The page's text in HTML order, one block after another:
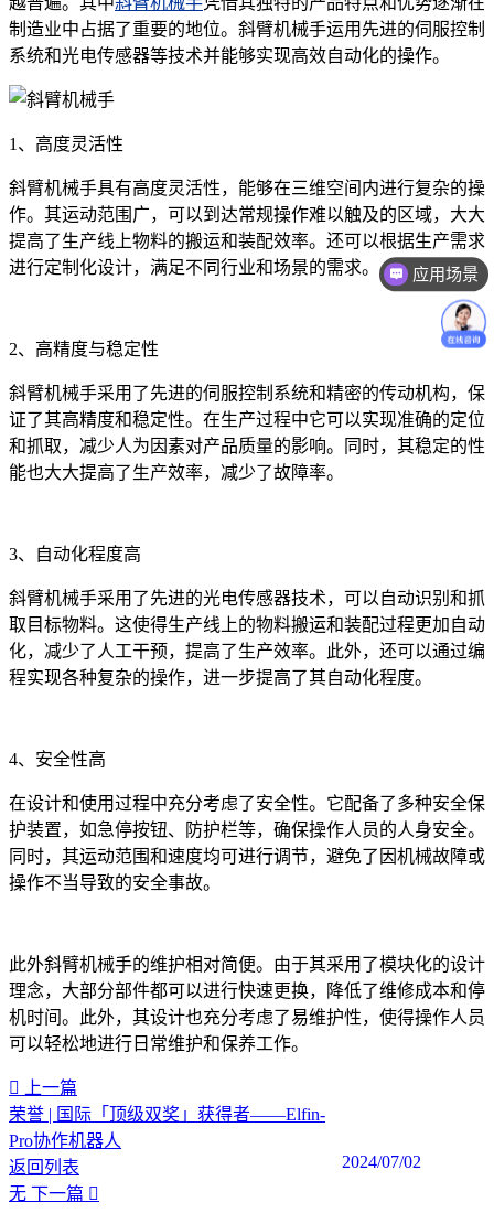
制造业中占据了重要的地位。斜臂机械手运用先进的伺服控制
系统和光电传感器等技术并能够实现高效自动化的操作。
1、高度灵活性
斜臂机械手具有高度灵活性，能够在三维空间内进行复杂的操
作。其运动范围广，可以到达常规操作难以触及的区域，大大
提高了生产线上物料的搬运和装配效率。还可以根据生产需求
进行定制化设计，满足不同行业和场景的需求。
2、高精度与稳定性
斜臂机械手采用了先进的伺服控制系统和精密的传动机构，保
证了其高精度和稳定性。在生产过程中它可以实现准确的定位
和抓取，减少人为因素对产品质量的影响。同时，其稳定的性
能也大大提高了生产效率，减少了故障率。
3、自动化程度高
斜臂机械手采用了先进的光电传感器技术，可以自动识别和抓
取目标物料。这使得生产线上的物料搬运和装配过程更加自动
化，减少了人工干预，提高了生产效率。此外，还可以通过编
程实现各种复杂的操作，进一步提高了其自动化程度。
4、安全性高
在设计和使用过程中充分考虑了安全性。它配备了多种安全保
护装置，如急停按钮、防护栏等，确保操作人员的人身安全。
同时，其运动范围和速度均可进行调节，避免了因机械故障或
操作不当导致的安全事故。
此外斜臂机械手的维护相对简便。由于其采用了模块化的设计
理念，大部分部件都可以进行快速更换，降低了维修成本和停
机时间。此外，其设计也充分考虑了易维护性，使得操作人员
可以轻松地进行日常维护和保养工作。
上一篇
荣誉 | 国际「顶级双奖」获得者——Elfin-
Pro协作机器人
2024/07/02
返回列表
无 下一篇
应用场景